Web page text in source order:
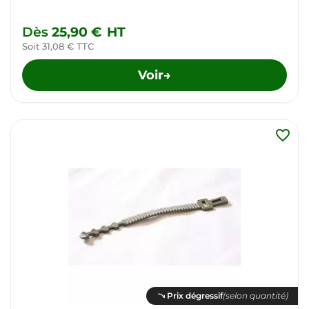
Dès 25,90 € HT
Soit 31,08 € TTC
Voir→
Prix dégressif(selon quantité)
favorite_border